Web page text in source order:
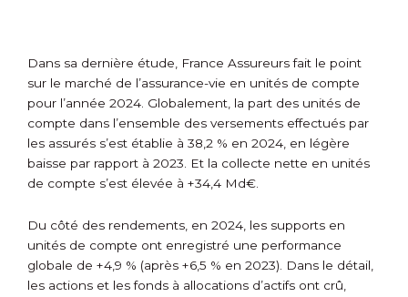
Dans sa dernière étude, France Assureurs fait le point
sur le marché de l’assurance-vie en unités de compte
pour l’année 2024. Globalement, la part des unités de
compte dans l’ensemble des versements effectués par
les assurés s’est établie à 38,2 % en 2024, en légère
baisse par rapport à 2023. Et la collecte nette en unités
de compte s’est élevée à +34,4 Md€.
Du côté des rendements, en 2024, les supports en
unités de compte ont enregistré une performance
globale de +4,9 % (après +6,5 % en 2023). Dans le détail,
les actions et les fonds à allocations d’actifs ont crû,